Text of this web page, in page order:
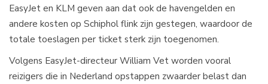
EasyJet en KLM geven aan dat ook de havengelden en
andere kosten op Schiphol flink zijn gestegen, waardoor de
totale toeslagen per ticket sterk zijn toegenomen.​
Volgens EasyJet-directeur William Vet worden vooral
reizigers die in Nederland opstappen zwaarder belast dan